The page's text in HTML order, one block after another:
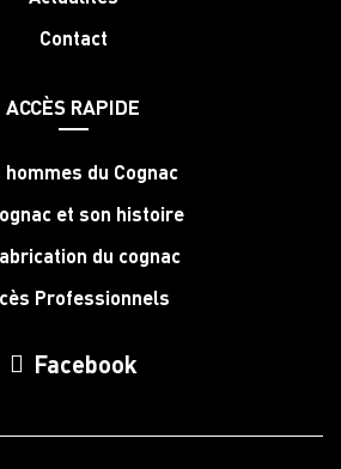
Contact
ACCÈS RAPIDE
hommes du Cognac
et son histoire
du cognac
Professionnels
Facebook